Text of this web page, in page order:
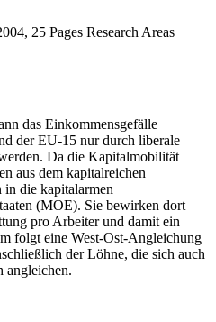
25 Pages Research Areas
das Einkommensgefälle
der EU-15 nur durch liberale
Da die Kapitalmobilität
aus dem kapitalreichen
die kapitalarmen
(MOE). Sie bewirken dort
pro Arbeiter und damit ein
folgt eine West-Ost-Angleichung
der Löhne, die sich auch
angleichen.